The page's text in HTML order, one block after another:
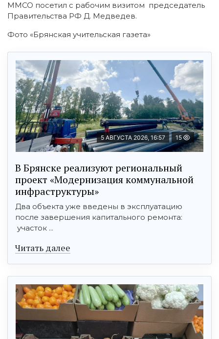
ММСО посетил с рабочим визитом председатель
Правительства РФ Д. Медведев.
Фото «Брянская учительская газета»
5 АВГУСТА 2026, 16:57 15
В Брянске реализуют региональный
проект «Модернизация коммунальной
инфраструктуры»
Два объекта уже введены в эксплуатацию
после завершения капитального ремонта:
участок ...
Читать далее